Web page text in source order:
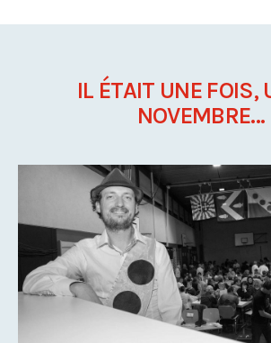
IL ÉTAIT UNE FOIS,
NOVEMBRE...